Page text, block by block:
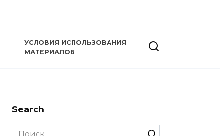
УСЛОВИЯ ИСПОЛЬЗОВАНИЯ
МАТЕРИАЛОВ
Search
Search